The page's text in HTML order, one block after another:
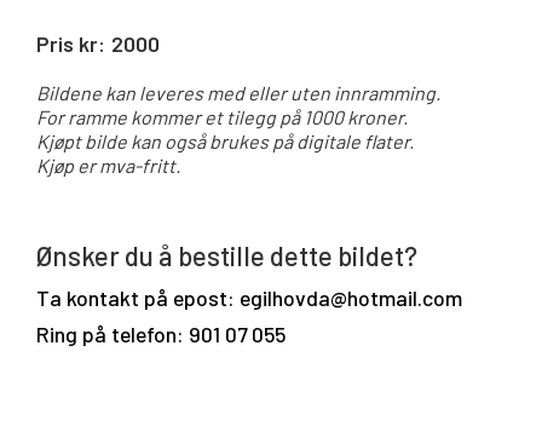
Pris kr: 2000
Bildene kan leveres med eller uten innramming.
For ramme kommer et tilegg på 1000 kroner.
Kjøpt bilde kan også brukes på digitale flater.
Kjøp er mva-fritt.
Ønsker du å bestille dette bildet?
Ta kontakt på epost: egilhovda@hotmail.com
Ring på telefon: 901 07 055